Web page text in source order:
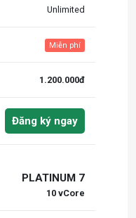
Unlimited
Miễn phí
1.200.000đ
Đăng ký ngay
PLATINUM 7
10 vCore